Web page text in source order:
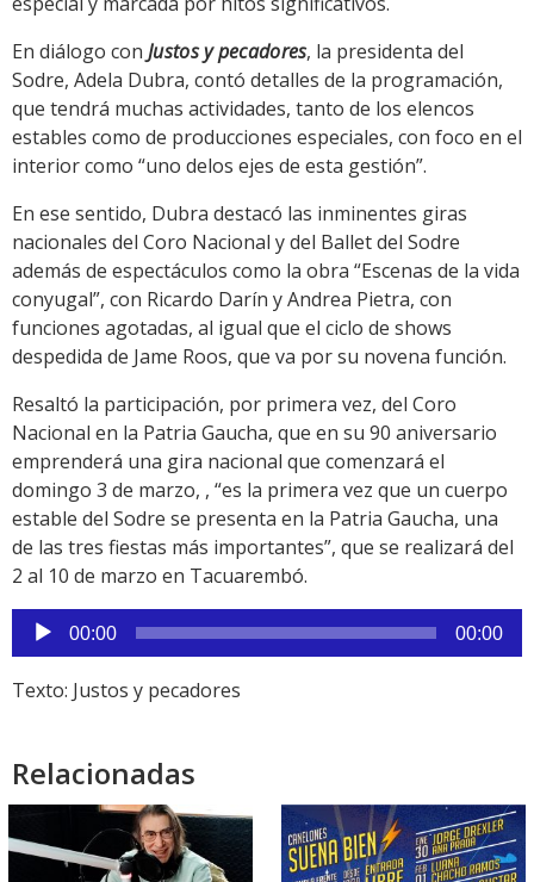
En diálogo con Justos y pecadores, la presidenta del
Sodre, Adela Dubra, contó detalles de la programación,
que tendrá muchas actividades, tanto de los elencos
estables como de producciones especiales, con foco en el
interior como “uno delos ejes de esta gestión”.
En ese sentido, Dubra destacó las inminentes giras
nacionales del Coro Nacional y del Ballet del Sodre
además de espectáculos como la obra “Escenas de la vida
conyugal”, con Ricardo Darín y Andrea Pietra, con
funciones agotadas, al igual que el ciclo de shows
despedida de Jame Roos, que va por su novena función.
Resaltó la participación, por primera vez, del Coro
Nacional en la Patria Gaucha, que en su 90 aniversario
emprenderá una gira nacional que comenzará el
domingo 3 de marzo, , “es la primera vez que un cuerpo
estable del Sodre se presenta en la Patria Gaucha, una
de las tres fiestas más importantes”, que se realizará del
2 al 10 de marzo en Tacuarembó.
Reproductor
de
audio
00:00 00:00
Texto: Justos y pecadores
Relacionadas